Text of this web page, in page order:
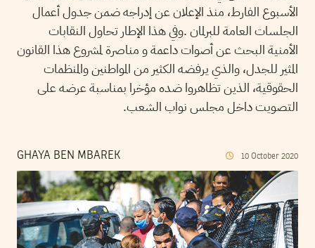
الأسبوع الفارط، منذ الإعلان عن إدراجه ضمن جدول أعمال
الجلسات العامة للبرلمان .وفي هذا الإطار تحاول النقابات
الأمنية البحث عن أصوات داعمة و مناصرة لمشروع هذا القانون
المثير للجدل، والذي يرفضه الكثير من المواطنين والمنظمات
الحقوقية، الذين تظاهروا ضده مؤخرا بمناسبة عرضه على
التصويت داخل مجلس نواب الشعب.
GHAYA BEN MBAREK 10 October 2020